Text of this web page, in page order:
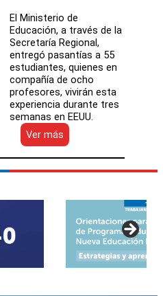
El Ministerio de
Educación, a través de la
Secretaría Regional,
entregó pasantías a 55
estudiantes, quienes en
compañía de ocho
profesores, vivirán esta
experiencia durante tres
semanas en EEUU.
Ver más
Estudiantes
de
colegios
Araucanía
viajarán
Nueva
York